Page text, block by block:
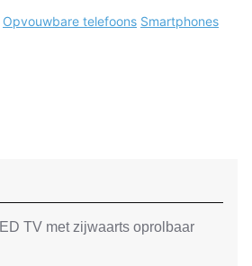
Opvouwbare telefoons Smartphones
TV met zijwaarts oprolbaar